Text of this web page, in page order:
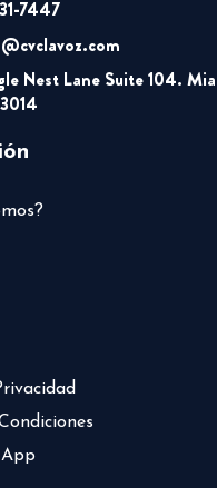
7447
Nest Lane Suite 104.
App